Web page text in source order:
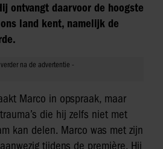
ontvangt daarvoor de hoogste
land kent, namelijk de
Marco in opspraak, maar
die hij zelfs niet met
kan delen. Marco was met zijn
tijdens de première. Hij